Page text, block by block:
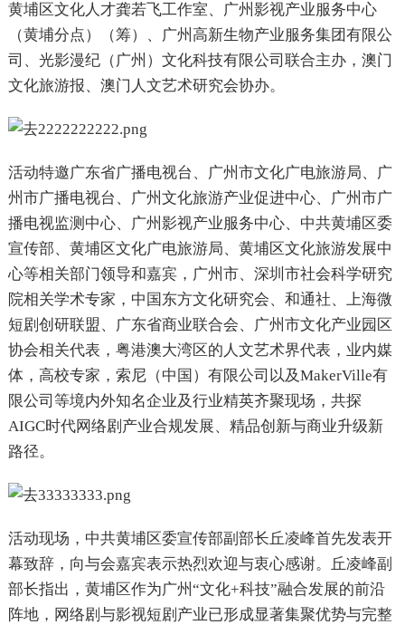
黄埔区文化人才龚若飞工作室、广州影视产业服务中心
（黄埔分点）（筹）、广州高新生物产业服务集团有限公
司、光影漫纪（广州）文化科技有限公司联合主办，澳门
文化旅游报、澳门人文艺术研究会协办。
活动特邀广东省广播电视台、广州市文化广电旅游局、广
州市广播电视台、广州文化旅游产业促进中心、广州市广
播电视监测中心、广州影视产业服务中心、中共黄埔区委
宣传部、黄埔区文化广电旅游局、黄埔区文化旅游发展中
心等相关部门领导和嘉宾，广州市、深圳市社会科学研究
院相关学术专家，中国东方文化研究会、和通社、上海微
短剧创研联盟、广东省商业联合会、广州市文化产业园区
协会相关代表，粤港澳大湾区的人文艺术界代表，业内媒
体，高校专家，索尼（中国）有限公司以及MakerVille有
限公司等境内外知名企业及行业精英齐聚现场，共探
AIGC时代网络剧产业合规发展、精品创新与商业升级新
路径。
活动现场，中共黄埔区委宣传部副部长丘凌峰首先发表开
幕致辞，向与会嘉宾表示热烈欢迎与衷心感谢。丘凌峰副
部长指出，黄埔区作为广州“文化+科技”融合发展的前沿
阵地，网络剧与影视短剧产业已形成显著集聚优势与完整